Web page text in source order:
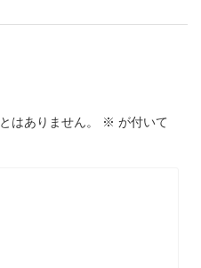
はありません。 ※ が付いて